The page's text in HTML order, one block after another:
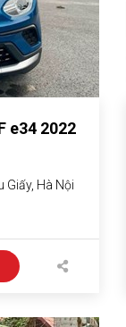
e34 2022
Giấy, Hà Nội